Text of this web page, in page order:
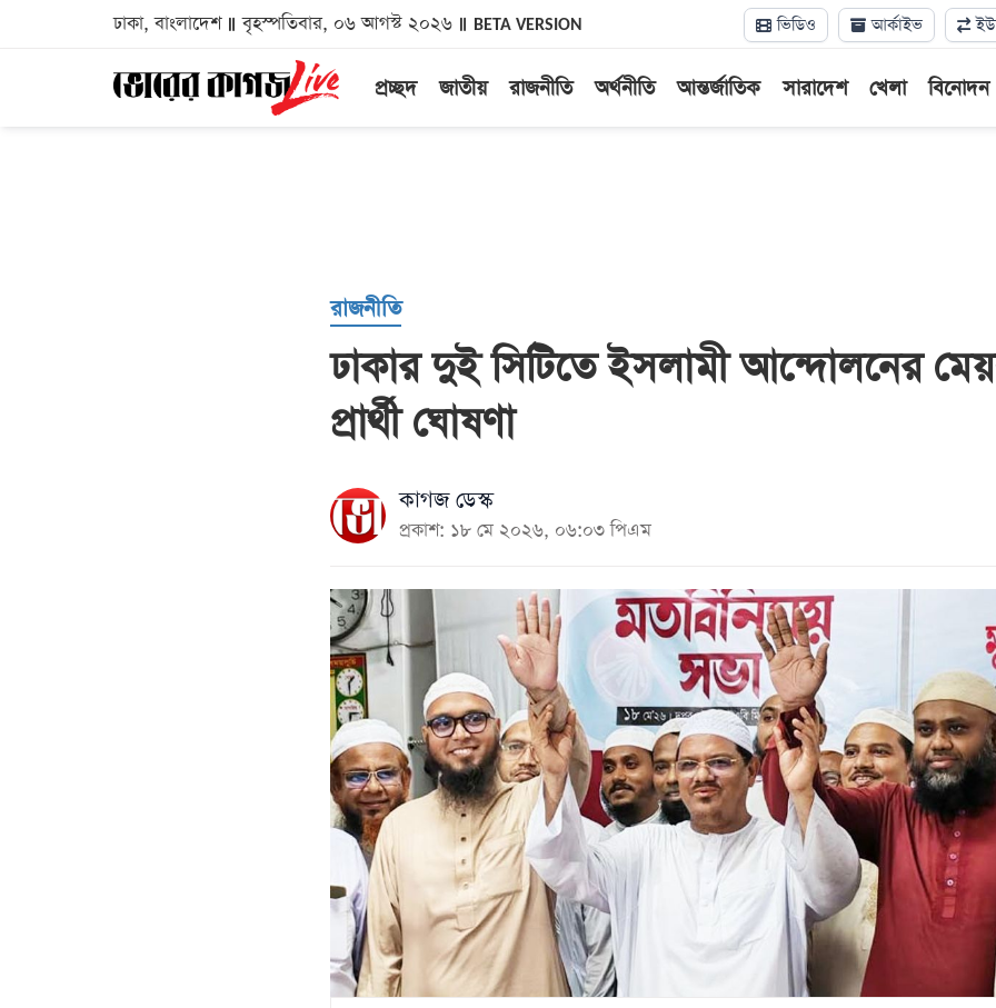
ঢাকা, বাংলাদেশ বৃহস্পতিবার, ০৬ আগস্ট ২০২৬ BETA VERSION ভিডিও আর্কাইভ
প্রচ্ছদ জাতীয় রাজনীতি অর্থনীতি আন্তর্জাতিক সারাদেশ খেলা বিনোদন
রাজনীতি
ঢাকার দুই সিটিতে ইসলামী আন্দোলনের
প্রার্থী ঘোষণা
কাগজ ডেস্ক
প্রকাশ: ১৮ মে ২০২৬, ০৬:০৩ পিএম